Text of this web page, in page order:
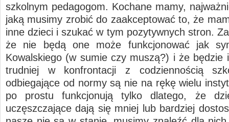
szkolnym pedagogom. Kochane mamy,
jaką musimy zrobić do zaakceptować to, że
inne dzieci i szukać w tym pozytywnych stron.
że nie będą one może funkcjonować jak
Kowalskiego (w sumie czy muszą?) i że będzie
trudniej w konfrontacji z codziennością
odbiegające od normy są nie na rękę wielu
po prostu funkcjonują tylko dlatego, że
uczęszczające dają się mniej lub bardziej